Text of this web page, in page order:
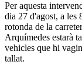
Per aquesta
dia 27 d'agost, a les
rotonda de la
Arquímedes estarà
vehicles que hi
tallat.